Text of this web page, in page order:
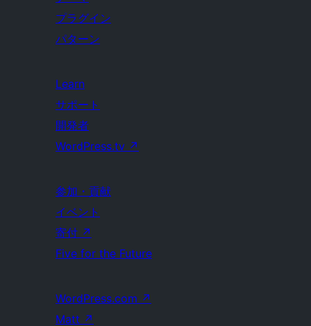
プラグイン
パターン
Learn
サポート
開発者
WordPress.tv ↗
参加・貢献
イベント
寄付 ↗
Five for the Future
WordPress.com ↗
Matt ↗